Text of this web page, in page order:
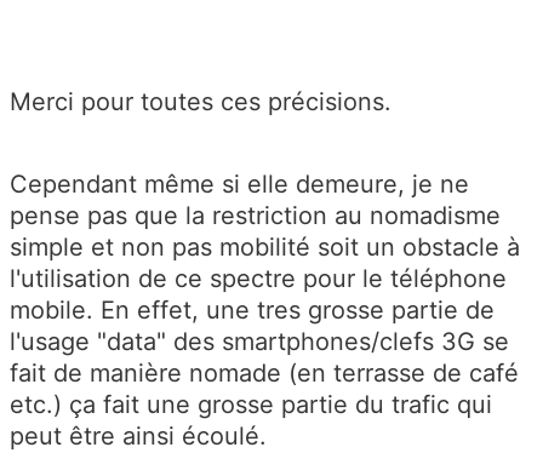
Merci pour toutes ces précisions.
Cependant même si elle demeure, je ne
pense pas que la restriction au nomadisme
simple et non pas mobilité soit un obstacle à
l'utilisation de ce spectre pour le téléphone
mobile. En effet, une tres grosse partie de
l'usage "data" des smartphones/clefs 3G se
fait de manière nomade (en terrasse de café
etc.) ça fait une grosse partie du trafic qui
peut être ainsi écoulé.